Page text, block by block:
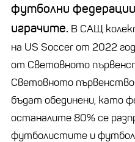
футболни
играчите. В САЩ
на US Soccer от 2022
от Световното
Световното първенство
бъдат обединени, като
останалите 80% се
футболистите и